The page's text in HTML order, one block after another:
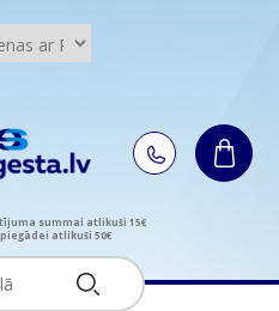
summai atlikuši 15€
atlikuši 50€